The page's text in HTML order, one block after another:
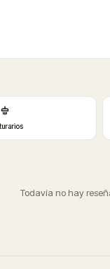
Todavía no hay